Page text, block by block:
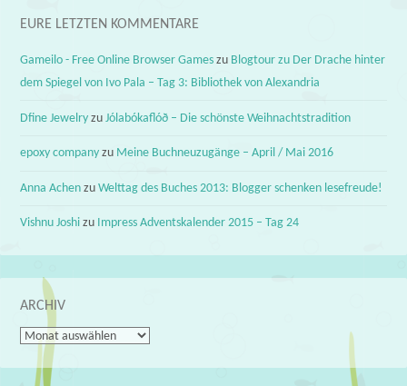
EURE LETZTEN KOMMENTARE
Gameilo - Free Online Browser Games zu Blogtour zu Der Drache hinter
dem Spiegel von Ivo Pala – Tag 3: Bibliothek von Alexandria
Dfine Jewelry zuJólabókaflóð – Die schönste Weihnachtstradition
epoxy company zu Meine Buchneuzugänge – April / Mai 2016
Anna Achen zuWelttag des Buches 2013: Blogger schenken lesefreude!
Vishnu Joshi zu Impress Adventskalender 2015 – Tag 24
ARCHIV
Archiv